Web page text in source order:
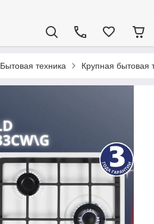
Бытовая техника Крупная бытовая